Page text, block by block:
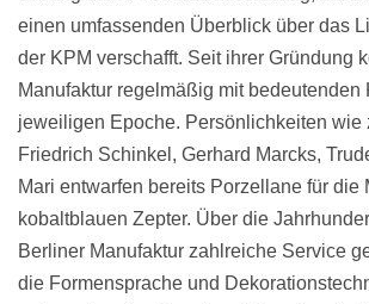
einen umfassenden Überblick über das
der KPM verschafft. Seit ihrer Gründung
Manufaktur regelmäßig mit bedeutenden
jeweiligen Epoche. Persönlichkeiten wie
Friedrich Schinkel, Gerhard Marcks,
Mari entwarfen bereits Porzellane für die
kobaltblauen Zepter. Über die
Berliner Manufaktur zahlreiche Service
die Formensprache und